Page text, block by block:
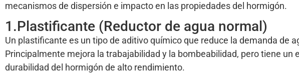
mecanismos de dispersión e impacto en las propiedades del hormigón.
1.Plastificante (Reductor de agua normal)
Un plastificante es un tipo de aditivo químico que reduce la demanda de
Principalmente mejora la trabajabilidad y la bombeabilidad, pero tiene un
durabilidad del hormigón de alto rendimiento.